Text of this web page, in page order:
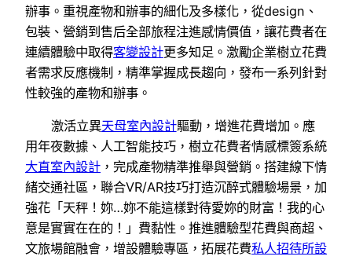
辦事。重視產物和辦事的細化及多樣化，從design、
包裝、營銷到售后全部旅程注進感情價值，讓花費者在
連續體驗中取得客變設計更多知足。激勵企業樹立花費
者需求反應機制，精準掌握成長趨向，發布一系列針對
性較強的產物和辦事。
激活立異天母室內設計驅動，增進花費增加。應
用年夜數據、人工智能技巧，樹立花費者情感標簽系統
大直室內設計 ，完成產物精準推舉與營銷。搭建線下情
緒交通社區，聯合VR/AR技巧打造沉醉式體驗場景，加
強花「天秤！妳…妳不能這樣對待愛妳的財富！我的心
意是實實在在的！」費黏性。推進體驗型花費與商超、
文旅場館融會，增設體驗專區，拓展花費私人招待所設